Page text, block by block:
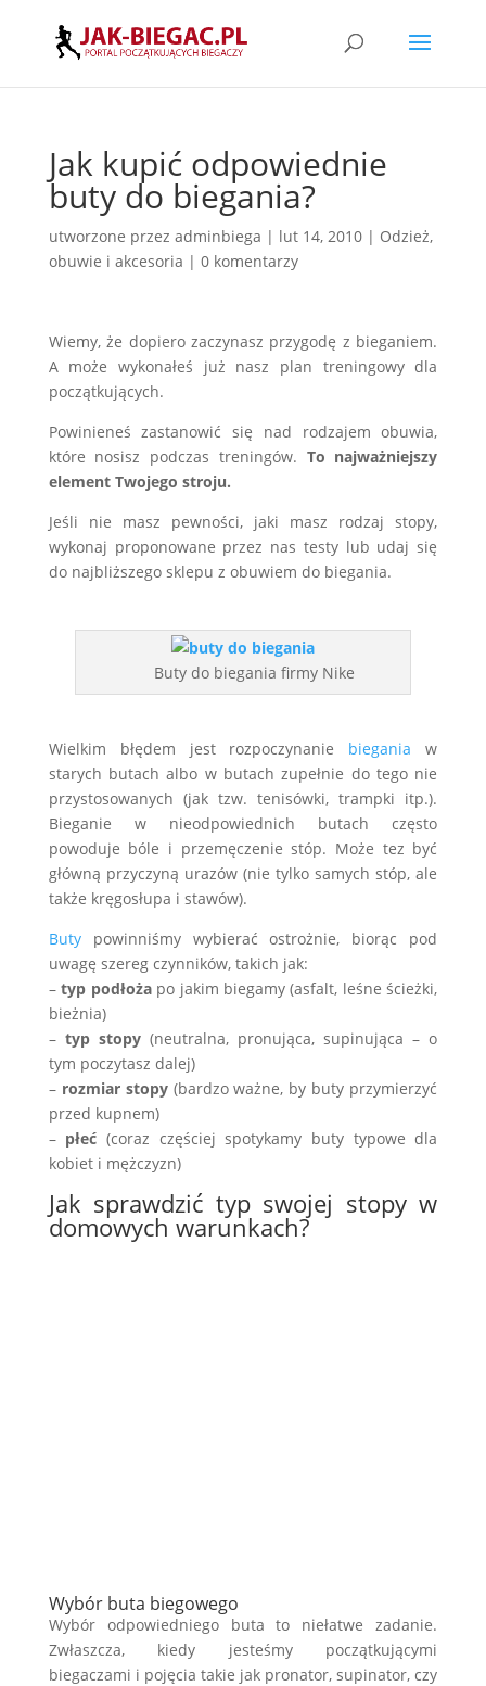
Jak kupić odpowiednie
buty do biegania?
utworzone przez adminbiega | lut 14, 2010| Odzież,
obuwie i akcesoria | 0 komentarzy
Wiemy, że dopiero zaczynasz przygodę z bieganiem.
A może wykonałeś już nasz plan treningowy dla
początkujących.
Powinieneś zastanowić się nad rodzajem obuwia,
które nosisz podczas treningów. To najważniejszy
element Twojego stroju.
Jeśli nie masz pewności, jaki masz rodzaj stopy,
wykonaj proponowane przez nas testy lub udaj się
do najbliższego sklepu z obuwiem do biegania.
Buty do biegania firmy Nike
Wielkim błędem jest rozpoczynanie biegania w
starych butach albo w butach zupełnie do tego nie
przystosowanych (jak tzw. tenisówki, trampki itp.).
Bieganie w nieodpowiednich butach często
powoduje bóle i przemęczenie stóp. Może tez być
główną przyczyną urazów (nie tylko samych stóp, ale
także kręgosłupa i stawów).
Butypowinniśmy wybierać ostrożnie, biorąc pod
uwagę szereg czynników, takich jak:
–typ podłożapo jakim biegamy (asfalt, leśne ścieżki,
bieżnia)
– typ stopy(neutralna, pronująca, supinująca – o
tym poczytasz dalej)
– rozmiar stopy(bardzo ważne, by buty przymierzyć
przed kupnem)
– płeć (coraz częściej spotykamy buty typowe dla
kobiet i mężczyzn)
Jak sprawdzić typ swojej stopy w
domowych warunkach?
Wybór buta biegowego
Wybór odpowiedniego buta to niełatwe zadanie.
Zwłaszcza, kiedy jesteśmy początkującymi
biegaczami i pojęcia takie jak pronator, supinator, czy